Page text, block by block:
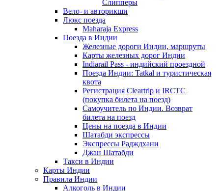
Слипперы
Вело- и авторикши
Люкс поезда
Maharaja Express
Поезда в Индии
Железные дороги Индии, маршруты
Карты железных дорог Индии
Indiarail Pass - индийский проездной
Поезда Индии: Tatkal и туристическая
квота
Регистрация Сleartrip и IRCTC
(покупка билета на поезд)
Самоучитель по Индии. Возврат
билета на поезд
Цены на поезда в Индии
Шатабди экспрессы
Экспрессы Радждхани
Джан Шатабди
Такси в Индии
Карты Индии
Правила Индии
Алкоголь в Индии